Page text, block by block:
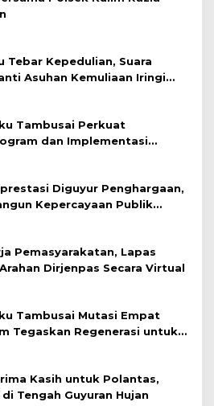
Tebar Kepedulian, Suara
Asuhan Kemuliaan Iringi
Tambusai Perkuat
dan Implementasi
Diguyur Penghargaan,
Kepercayaan Publik
Pemasyarakatan, Lapas
Dirjenpas Secara Virtual
Tambusai Mutasi Empat
Tegaskan Regenerasi untuk
Kasih untuk Polantas,
Tengah Guyuran Hujan